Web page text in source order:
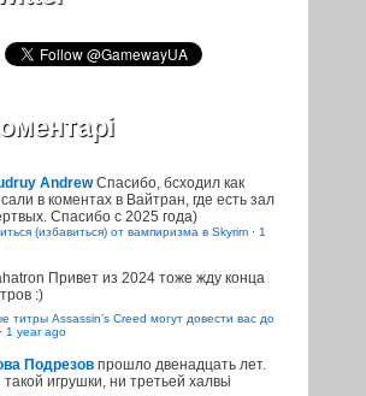
Andrew Спасибо, бсходил как
в коментах в Вайтран, где есть зал
Спасибо с 2025 года)
(избавиться) от вампиризма в Skyrim · 1
Привет из 2024 тоже жду конца
:)
титры Assassin’s Creed могут довести вас до
· 1 year ago
Подрезов прошло двенадцать лет.
такой игрушки, ни третьей халвьі